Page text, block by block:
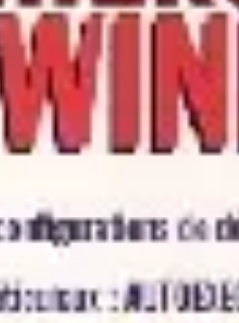
Tendances Optimisation financière